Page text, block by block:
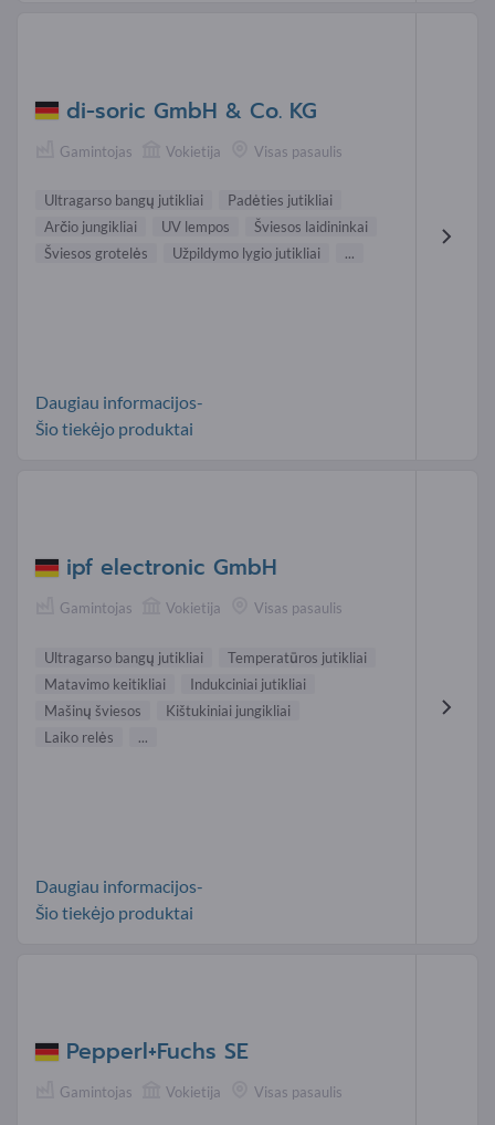
di-soric GmbH & Co. KG
Gamintojas Vokietija Visas pasaulis
Ultragarso bangų jutikliai
Padėties jutikliai
Arčio jungikliai
UV lempos
Šviesos laidininkai
Šviesos grotelės
Užpildymo lygio jutikliai ...
Daugiau informacijos-
Šio tiekėjo produktai
ipf electronic GmbH
Gamintojas Vokietija Visas pasaulis
Ultragarso bangų jutikliai
Temperatūros jutikliai
Matavimo keitikliai
Indukciniai jutikliai
Mašinų šviesos
Kištukiniai jungikliai
Laiko relės
...
Daugiau informacijos-
Šio tiekėjo produktai
Pepperl+Fuchs SE
Gamintojas Vokietija Visas pasaulis